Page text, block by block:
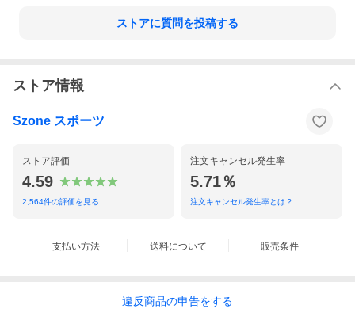
ストアに質問を投稿する
ストア情報
Szone スポーツ
ストア評価
4.59
2,564件の評価を見る
注文キャンセル発生率
5.71％
注文キャンセル発生率とは？
支払い方法 送料について 販売条件
違反商品の申告をする